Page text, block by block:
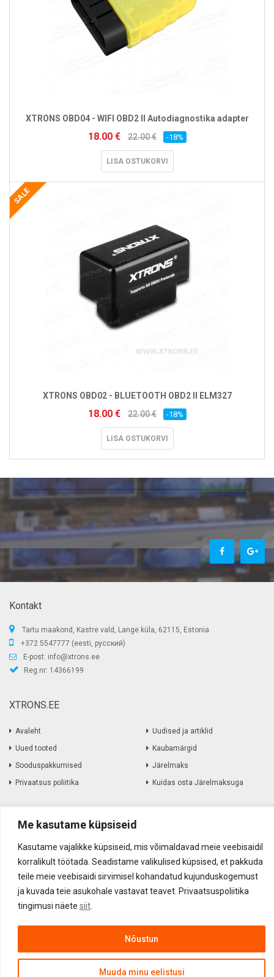
Me kasutame küpsiseid
Kasutame vajalikke küpsiseid, mis võimaldavad meie veebisaidil
korralikult töötada. Seadistame valikulised küpsised, et pakkuda
teile meie veebisaidi sirvimisel kohandatud kujunduskogemust
ja kuvada teie asukohale vastavat teavet. Privaatsuspoliitika
tingimusi näete siit
Muuda minu eelistusi
Nõustun
XTRONS OBD04 - WIFI OBD2 II Autodiagnostika adapter
18.00 € 22.00 € -18%
LISA OSTUKORVI
SALE
XTRONS OBD02 - BLUETOOTH OBD2 II ELM327
18.00 € 22.00 € -18%
LISA OSTUKORVI
Kontakt
Tartu maakond, Kastre vald, Lange küla, 62115, Estonia
+372 5547777 (eesti, русский)
E-post: info@xtrons.ee
Reg.nr: 14366199
XTRONS.EE
Avaleht
Uued tooted
Sooduspakkumised
Privaatsus poliitika
Uudised ja artiklid
Kaubamärgid
Järelmaks
Kuidas osta Järelmaksuga
Informatsioon
Müügitingimused
Kohaletoimetamine
Firmast
Kontakt
Amortiseerunud elektroonika
Kauba tagastamine
Akustika Grupp OÜ ©2017